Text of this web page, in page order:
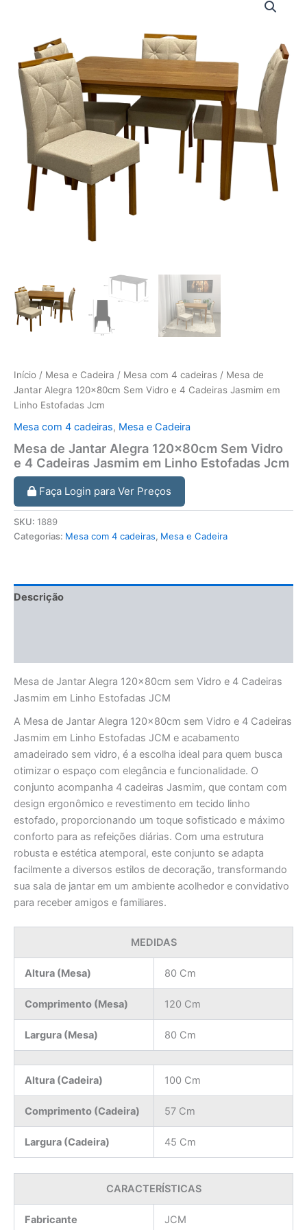
Início / Mesa e Cadeira / Mesa com 4 cadeiras / Mesa de
Jantar Alegra 120x80cm Sem Vidro e 4 Cadeiras Jasmim em
Linho Estofadas Jcm
Mesa com 4 cadeiras, Mesa e Cadeira
Mesa de Jantar Alegra 120x80cm Sem Vidro
e 4 Cadeiras Jasmim em Linho Estofadas Jcm
Faça Login para Ver Preços
SKU: 1889
Categorias: Mesa com 4 cadeiras, Mesa e Cadeira
Descrição
Mesa de Jantar Alegra 120x80cm sem Vidro e 4 Cadeiras
Jasmim em Linho Estofadas JCM
A Mesa de Jantar Alegra 120x80cm sem Vidro e 4 Cadeiras
Jasmim em Linho Estofadas JCM e acabamento
amadeirado sem vidro, é a escolha ideal para quem busca
otimizar o espaço com elegância e funcionalidade. O
conjunto acompanha 4 cadeiras Jasmim, que contam com
design ergonômico e revestimento em tecido linho
estofado, proporcionando um toque sofisticado e máximo
conforto para as refeições diárias. Com uma estrutura
robusta e estética atemporal, este conjunto se adapta
facilmente a diversos estilos de decoração, transformando
sua sala de jantar em um ambiente acolhedor e convidativo
para receber amigos e familiares.
MEDIDAS
Altura (Mesa) 80 Cm
Comprimento (Mesa) 120 Cm
Largura (Mesa) 80 Cm
Altura (Cadeira) 100 Cm
Comprimento (Cadeira) 57 Cm
Largura (Cadeira) 45 Cm
CARACTERÍSTICAS
Fabricante JCM